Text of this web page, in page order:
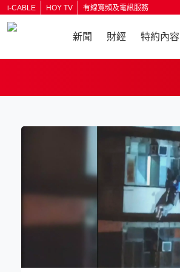
i-CABLE HOY TV 有線寬頻及電訊服務
新聞 財經 特約內容